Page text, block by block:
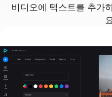
비디오에 텍스트를 추가